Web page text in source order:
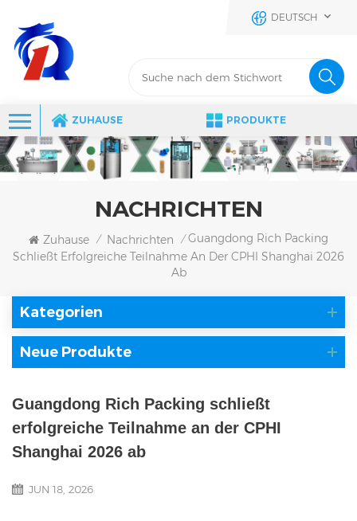
DEUTSCH
ZUHAUSE PRODUKTE
NACHRICHTEN
Zuhause / Nachrichten / Guangdong Rich Packing
Schließt Erfolgreiche Teilnahme An Der CPHI Shanghai 2026
Ab
Kategorien
Neue Produkte
Guangdong Rich Packing schließt
erfolgreiche Teilnahme an der CPHI
Shanghai 2026 ab
JUN 18, 2026